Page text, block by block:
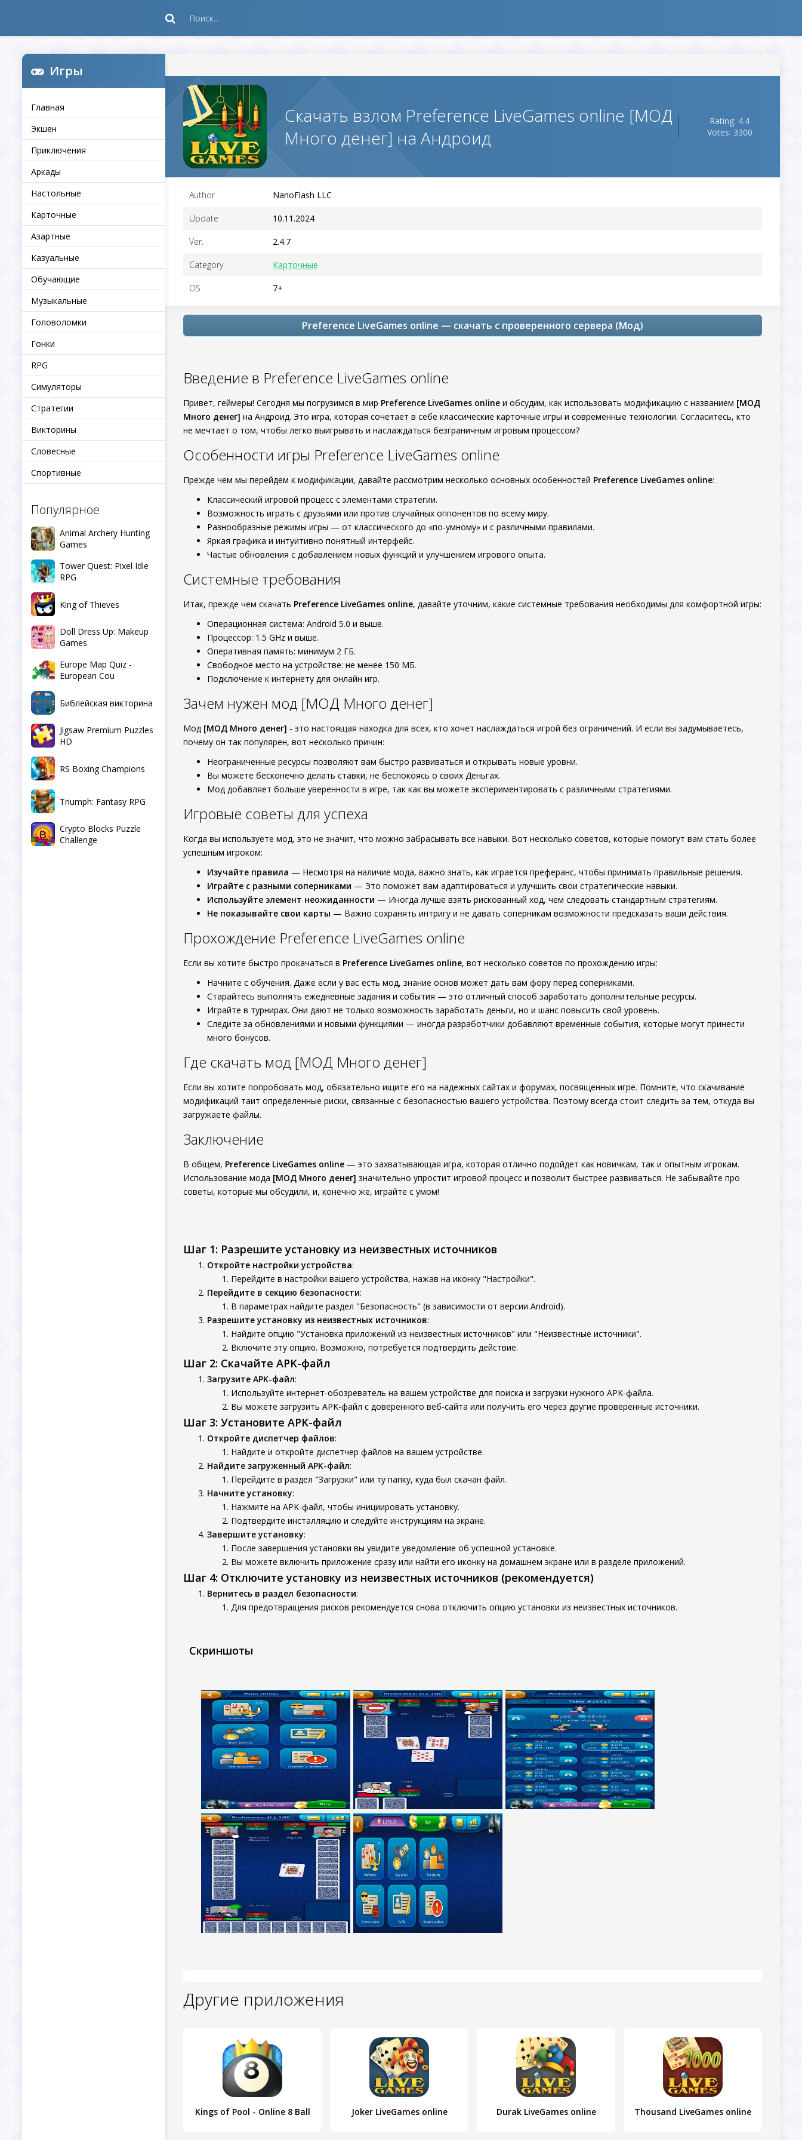
Игры
Главная
Экшен
Приключения
Аркады
Настольные
Карточные
Азартные
Казуальные
Обучающие
Музыкальные
Головоломки
Гонки
RPG
Симуляторы
Стратегии
Викторины
Словесные
Спортивные
Популярное
Animal Archery Hunting
Games
Tower Quest: Pixel Idle
RPG
King of Thieves
Doll Dress Up: Makeup
Games
Europe Map Quiz -
European Cou
Библейская викторина
Jigsaw Premium Puzzles
HD
RS Boxing Champions
Triumph: Fantasy RPG
Crypto Blocks Puzzle
Challenge
Скачать взлом Preference LiveGames online [МОД
Много денег] на Андроид
Rating: 4.4
Votes: 3300
Author NanoFlash LLC
Update 10.11.2024
Ver. 2.4.7
Category Карточные
OS 7+
Preference LiveGames online — скачать с проверенного сервера (Мод)
Введение в Preference LiveGames online
Привет, геймеры! Сегодня мы погрузимся в мир Preference LiveGames online и обсудим, как использовать модификацию с названием [МОД
Много денег] на Андроид. Это игра, которая сочетает в себе классические карточные игры и современные технологии. Согласитесь, кто
не мечтает о том, чтобы легко выигрывать и наслаждаться безграничным игровым процессом?
Особенности игры Preference LiveGames online
Прежде чем мы перейдем к модификации, давайте рассмотрим несколько основных особенностей Preference LiveGames online:
Классический игровой процесс с элементами стратегии.
Возможность играть с друзьями или против случайных оппонентов по всему миру.
Разнообразные режимы игры — от классического до «по-умному» и с различными правилами.
Яркая графика и интуитивно понятный интерфейс.
Частые обновления с добавлением новых функций и улучшением игрового опыта.
Системные требования
Итак, прежде чем скачать Preference LiveGames online, давайте уточним, какие системные требования необходимы для комфортной игры:
Операционная система: Android 5.0 и выше.
Процессор: 1.5 GHz и выше.
Оперативная память: минимум 2 ГБ.
Свободное место на устройстве: не менее 150 МБ.
Подключение к интернету для онлайн игр.
Зачем нужен мод [МОД Много денег]
Мод [МОД Много денег] - это настоящая находка для всех, кто хочет наслаждаться игрой без ограничений. И если вы задумываетесь,
почему он так популярен, вот несколько причин:
Неограниченные ресурсы позволяют вам быстро развиваться и открывать новые уровни.
Вы можете бесконечно делать ставки, не беспокоясь о своих Деньгах.
Мод добавляет больше уверенности в игре, так как вы можете экспериментировать с различными стратегиями.
Игровые советы для успеха
Когда вы используете мод, это не значит, что можно забрасывать все навыки. Вот несколько советов, которые помогут вам стать более
успешным игроком:
Изучайте правила — Несмотря на наличие мода, важно знать, как играется преферанс, чтобы принимать правильные решения.
Играйте с разными соперниками — Это поможет вам адаптироваться и улучшить свои стратегические навыки.
Используйте элемент неожиданности — Иногда лучше взять рискованный ход, чем следовать стандартным стратегиям.
Не показывайте свои карты — Важно сохранять интригу и не давать соперникам возможности предсказать ваши действия.
Прохождение Preference LiveGames online
Если вы хотите быстро прокачаться в Preference LiveGames online, вот несколько советов по прохождению игры:
Начните с обучения. Даже если у вас есть мод, знание основ может дать вам фору перед соперниками.
Старайтесь выполнять ежедневные задания и события — это отличный способ заработать дополнительные ресурсы.
Играйте в турнирах. Они дают не только возможность заработать деньги, но и шанс повысить свой уровень.
Следите за обновлениями и новыми функциями — иногда разработчики добавляют временные события, которые могут принести
много бонусов.
Где скачать мод [МОД Много денег]
Если вы хотите попробовать мод, обязательно ищите его на надежных сайтах и форумах, посвященных игре. Помните, что скачивание
модификаций таит определенные риски, связанные с безопасностью вашего устройства. Поэтому всегда стоит следить за тем, откуда вы
загружаете файлы.
Заключение
В общем, Preference LiveGames online — это захватывающая игра, которая отлично подойдет как новичкам, так и опытным игрокам.
Использование мода [МОД Много денег] значительно упростит игровой процесс и позволит быстрее развиваться. Не забывайте про
советы, которые мы обсудили, и, конечно же, играйте с умом!
Шаг 1: Разрешите установку из неизвестных источников
Откройте настройки устройства:
Перейдите в настройки вашего устройства, нажав на иконку "Настройки".
Перейдите в секцию безопасности:
В параметрах найдите раздел "Безопасность" (в зависимости от версии Android).
Разрешите установку из неизвестных источников:
Найдите опцию "Установка приложений из неизвестных источников" или "Неизвестные источники".
Включите эту опцию. Возможно, потребуется подтвердить действие.
Шаг 2: Скачайте APK-файл
Загрузите APK-файл:
Используйте интернет-обозреватель на вашем устройстве для поиска и загрузки нужного APK-файла.
Вы можете загрузить APK-файл с доверенного веб-сайта или получить его через другие проверенные источники.
Шаг 3: Установите APK-файл
Откройте диспетчер файлов:
Найдите и откройте диспетчер файлов на вашем устройстве.
Найдите загруженный APK-файл:
Перейдите в раздел "Загрузки" или ту папку, куда был скачан файл.
Начните установку:
Нажмите на APK-файл, чтобы инициировать установку.
Подтвердите инсталляцию и следуйте инструкциям на экране.
Завершите установку:
После завершения установки вы увидите уведомление об успешной установке.
Вы можете включить приложение сразу или найти его иконку на домашнем экране или в разделе приложений.
Шаг 4: Отключите установку из неизвестных источников (рекомендуется)
Вернитесь в раздел безопасности:
Для предотвращения рисков рекомендуется снова отключить опцию установки из неизвестных источников.
Скриншоты
Другие приложения
Kings of Pool - Online 8 Ball Joker LiveGames online Durak LiveGames online Thousand LiveGames online